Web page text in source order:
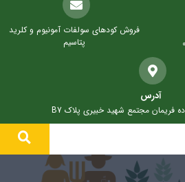
فروش کودهای سولفات آمونیوم و کلرید
پتاسیم
آدرس